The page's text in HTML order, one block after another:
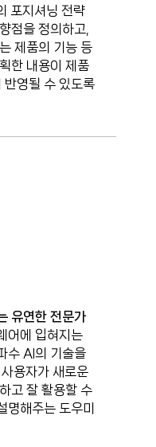
포지셔닝 전략
점을 정의하고,
제품의 기능 등
한 내용이 제품
영될 수 있도록
유연한 전문가
어에 입혀지는
수 AI의 기술을
용자가 새로운
고 잘 활용할 수
명해주는 도우미